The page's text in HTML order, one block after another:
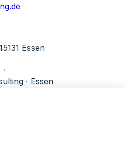
Essen
· Essen